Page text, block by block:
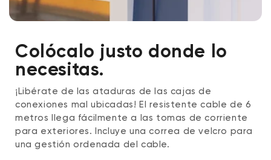
Colócalo justo donde lo
necesitas.
¡Libérate de las ataduras de las cajas de
conexiones mal ubicadas! El resistente cable de 6
metros llega fácilmente a las tomas de corriente
para exteriores. Incluye una correa de velcro para
una gestión ordenada del cable.